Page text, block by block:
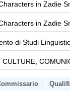
in Zadie
in Zadie
di Studi
CULTURE,